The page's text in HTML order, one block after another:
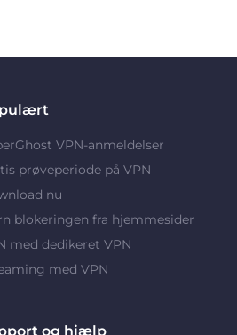
VPN-anmeldelser
prøveperiode på VPN
nu
blokeringen fra hjemmesider
med dedikeret VPN
med VPN
og hjælp